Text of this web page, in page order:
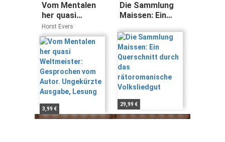
Vom Mentalen
her quasi
Weltmeister:
Gesprochen vom
Autor.
Ungekürzte
Ausgabe,
Lesung
Horst Evers
3,99 €
Die Sammlung
Maissen: Ein
durch das
rätoromanische
Volksliedgut
29,99 €